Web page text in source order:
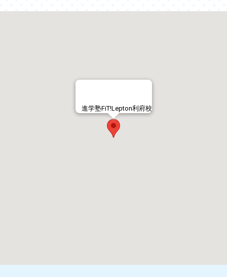
進学塾FiT!Lepton利府校